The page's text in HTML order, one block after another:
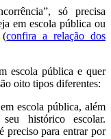
só precisa
em escola pública ou
(confira a relação dos
escola pública e quer
oito tipos diferentes:
escola pública, além
histórico escolar.
preciso para entrar por